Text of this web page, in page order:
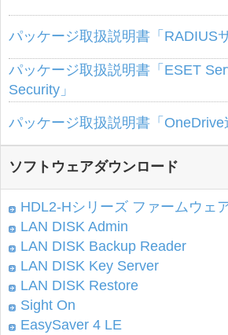
パッケージ取扱説明書「RADIUS
パッケージ取扱説明書「ESET
Security」
パッケージ取扱説明書「OneDrive
ソフトウェアダウンロード
HDL2-Hシリーズ ファームウェ
LAN DISK Admin
LAN DISK Backup Reader
LAN DISK Key Server
LAN DISK Restore
Sight On
EasySaver 4 LE